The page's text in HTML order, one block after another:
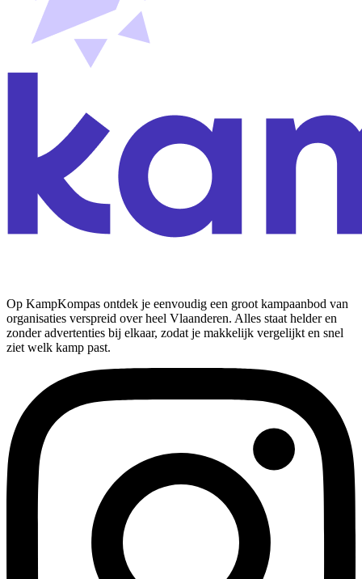
Op KampKompas ontdek je eenvoudig een groot kampaanbod van
organisaties verspreid over heel Vlaanderen. Alles staat helder en
zonder advertenties bij elkaar, zodat je makkelijk vergelijkt en snel
ziet welk kamp past.